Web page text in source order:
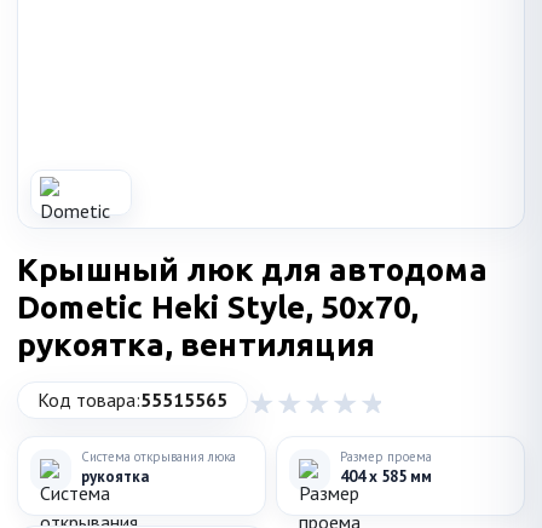
Крышный люк для автодома
Dometic Heki Style, 50x70,
рукоятка, вентиляция
Код товара:55515565
Система открывания люка
рукоятка
Размер проема
404 x 585 мм